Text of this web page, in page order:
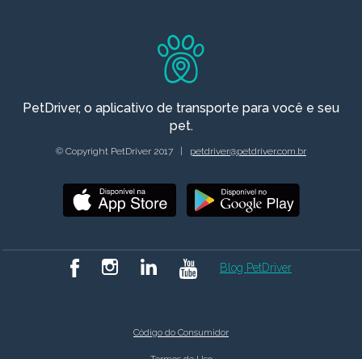
PetDriver, o aplicativo de transporte para você e seu
pet.
© Copyright PetDriver 2017 | petdriver@petdriver.com.br
Blog PetDriver
Código do Consumidor